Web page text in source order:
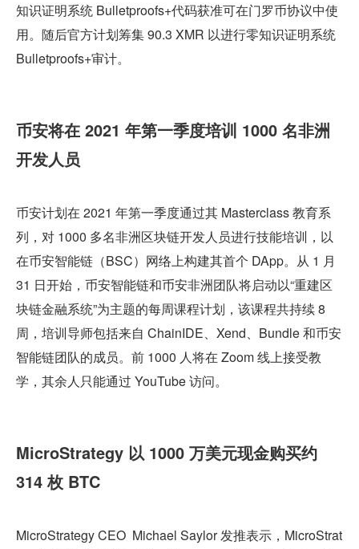
知识证明系统 Bulletproofs+代码获准可在门罗币协议中使
用。随后官方计划筹集 90.3 XMR 以进行零知识证明系统
Bulletproofs+审计。
币安将在 2021 年第一季度培训 1000 名非洲
开发人员
币安计划在 2021 年第一季度通过其 Masterclass 教育系
列，对 1000 多名非洲区块链开发人员进行技能培训，以
在币安智能链（BSC）网络上构建其首个 DApp。从 1 月
31 日开始，币安智能链和币安非洲团队将启动以“重建区
块链金融系统”为主题的每周课程计划，该课程共持续 8
周，培训导师包括来自 ChainIDE、Xend、Bundle 和币安
智能链团队的成员。前 1000 人将在 Zoom 线上接受教
学，其余人只能通过 YouTube 访问。
MicroStrategy 以 1000 万美元现金购买约
314 枚 BTC
MicroStrategy CEO Michael Saylor 发推表示，MicroStrat